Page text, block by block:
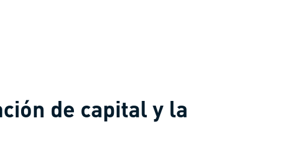
de capital y la